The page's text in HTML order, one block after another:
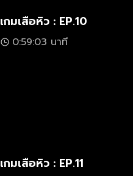
เกมเสือหิว : EP.10
0:59:03 นาที
เกมเสือหิว : EP.11